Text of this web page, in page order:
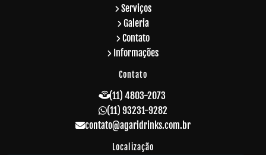
Serviços
Galeria
Contato
Informações
Contato
(11) 4803-2073
(11) 93231-9282
contato@agaridrinks.com.br
Localização